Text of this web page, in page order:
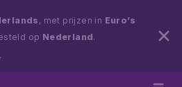
, met prijzen in Euro’s
op Nederland.